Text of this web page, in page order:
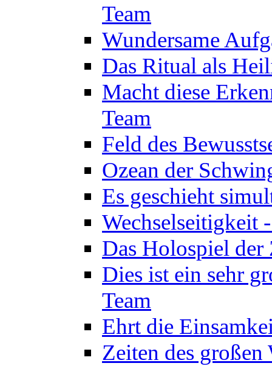
Team
Wundersame
Das Ritual als
Macht diese
Team
Feld des
Ozean der
Es geschieht
Wechselseitigkeit
Das Holospiel der
Dies ist ein sehr
Team
Ehrt die
Zeiten des großen